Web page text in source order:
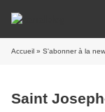
Accueil » S'abonner à la
Saint